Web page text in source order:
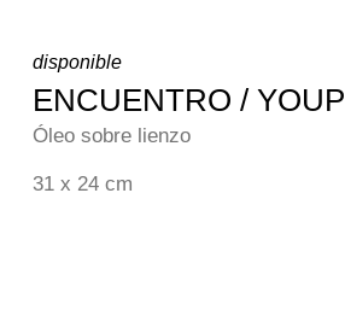
disponible
ENCUENTRO /
Óleo sobre lienzo
31 x 24 cm